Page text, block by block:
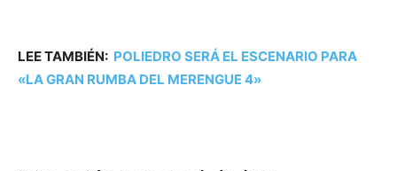
LEE TAMBIÉN: POLIEDRO SERÁ EL ESCENARIO PARA
«LA GRAN RUMBA DEL MERENGUE 4»